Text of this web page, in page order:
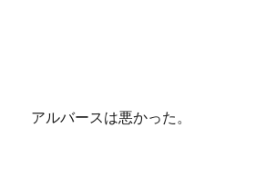
アルバースは悪かった。